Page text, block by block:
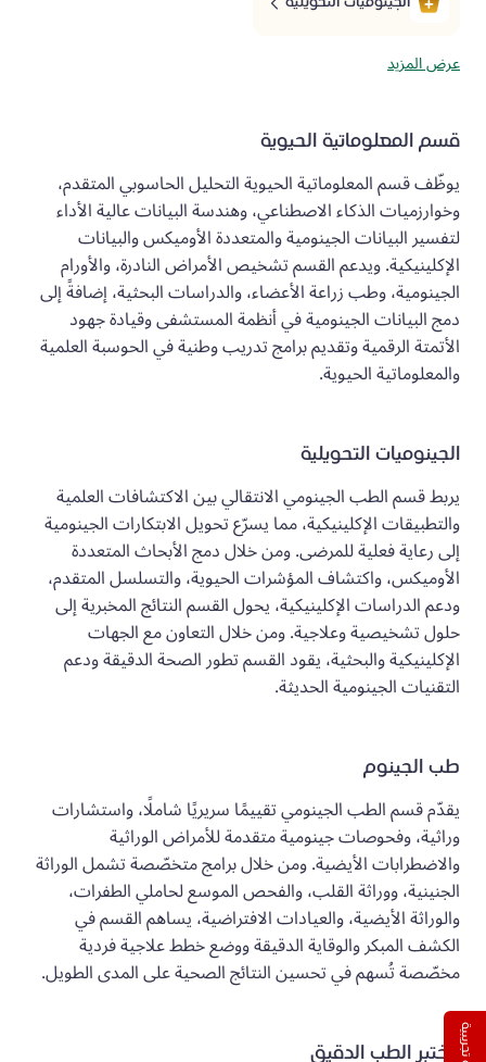
عرض المزيد
قسم المعلوماتية الحيوية
يوظّف قسم المعلوماتية الحيوية التحليل الحاسوبي المتقدم،
وخوارزميات الذكاء الاصطناعي، وهندسة البيانات عالية الأداء
لتفسير البيانات الجينومية والمتعددة الأوميكس والبيانات
الإكلينيكية. ويدعم القسم تشخيص الأمراض النادرة، والأورام
الجينومية، وطب زراعة الأعضاء، والدراسات البحثية، إضافةً إلى
دمج البيانات الجينومية في أنظمة المستشفى وقيادة جهود
الأتمتة الرقمية وتقديم برامج تدريب وطنية في الحوسبة العلمية
والمعلوماتية الحيوية.
الجينوميات التحويلية
يربط قسم الطب الجينومي الانتقالي بين الاكتشافات العلمية
والتطبيقات الإكلينيكية، مما يسرّع تحويل الابتكارات الجينومية
إلى رعاية فعلية للمرضى. ومن خلال دمج الأبحاث المتعددة
الأوميكس، واكتشاف المؤشرات الحيوية، والتسلسل المتقدم،
ودعم الدراسات الإكلينيكية، يحول القسم النتائج المخبرية إلى
حلول تشخيصية وعلاجية. ومن خلال التعاون مع الجهات
الإكلينيكية والبحثية، يقود القسم تطور الصحة الدقيقة ودعم
التقنيات الجينومية الحديثة.
طب الجينوم
يقدّم قسم الطب الجينومي تقييمًا سريريًا شاملًا، واستشارات
وراثية، وفحوصات جينومية متقدمة للأمراض الوراثية
والاضطرابات الأيضية. ومن خلال برامج متخصّصة تشمل الوراثة
الجنينية، ووراثة القلب، والفحص الموسع لحاملي الطفرات،
والوراثة الأيضية، والعيادات الافتراضية، يساهم القسم في
الكشف المبكر والوقاية الدقيقة ووضع خطط علاجية فردية
مخصّصة تُسهم في تحسين النتائج الصحية على المدى الطويل.
مختبر الطب الدقيق